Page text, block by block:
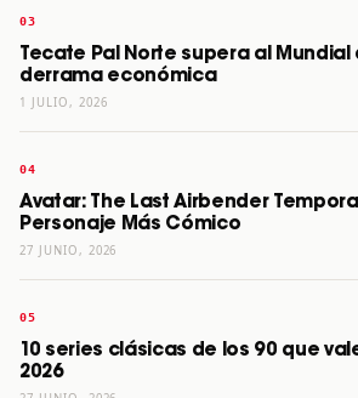
Tecate Pal Norte supera al Mundial
derrama económica
1 JULIO, 2026
Avatar: The Last Airbender
Personaje Más Cómico
27 JUNIO, 2026
10 series clásicas de los 90 que
2026